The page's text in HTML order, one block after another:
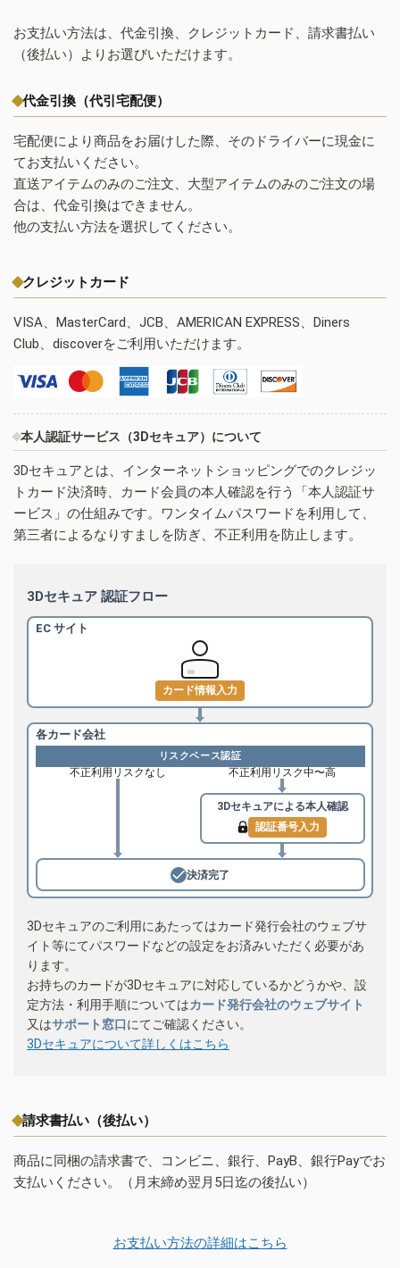
お支払い方法は、代金引換、クレジットカード、請求書払い
（後払い）よりお選びいただけます。
代金引換（代引宅配便）
宅配便により商品をお届けした際、そのドライバーに現金に
てお支払いください。
直送アイテムのみのご注文、大型アイテムのみのご注文の場
合は、代金引換はできません。
他の支払い方法を選択してください。
クレジットカード
VISA、MasterCard、JCB、AMERICAN EXPRESS、Diners
Club、discoverをご利用いただけます。
本人認証サービス（3Dセキュア）について
3Dセキュアとは、インターネットショッピングでのクレジッ
トカード決済時、カード会員の本人確認を行う「本人認証サ
ービス」の仕組みです。ワンタイムパスワードを利用して、
第三者によるなりすましを防ぎ、不正利用を防止します。
3Dセキュア 認証フロー
EC サイト
カード情報入力
各カード会社
リスクベース認証
不正利用リスクなし 不正利用リスク中〜高
3Dセキュアによる本人確認
認証番号入力
決済完了
3Dセキュアのご利用にあたってはカード発行会社のウェブサ
イト等にてパスワードなどの設定をお済みいただく必要があ
ります。
お持ちのカードが3Dセキュアに対応しているかどうかや、設
定方法・利用手順についてはカード発行会社のウェブサイト
又はサポート窓口にてご確認ください。
3Dセキュアについて詳しくはこちら
請求書払い（後払い）
商品に同梱の請求書で、コンビニ、銀行、PayB、銀行Payでお
支払いください。（月末締め翌月5日迄の後払い）
お支払い方法の詳細はこちら